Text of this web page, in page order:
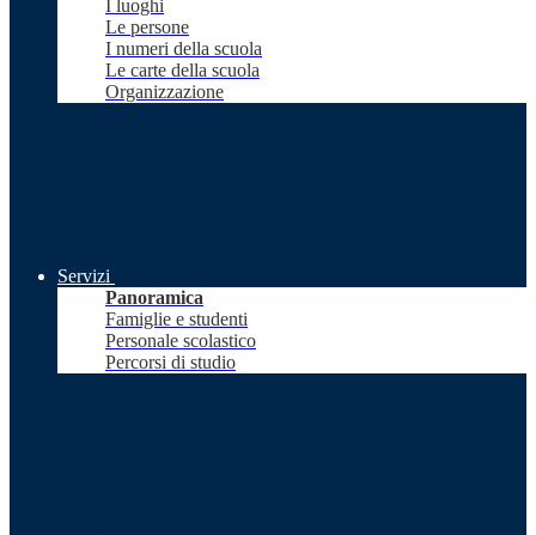
I luoghi
Le persone
I numeri della scuola
Le carte della scuola
Organizzazione
Servizi
Panoramica
Famiglie e studenti
Personale scolastico
Percorsi di studio